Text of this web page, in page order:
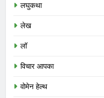
लघुकथा
लेख
लॉ
विचार आपका
वोमेन हेल्थ